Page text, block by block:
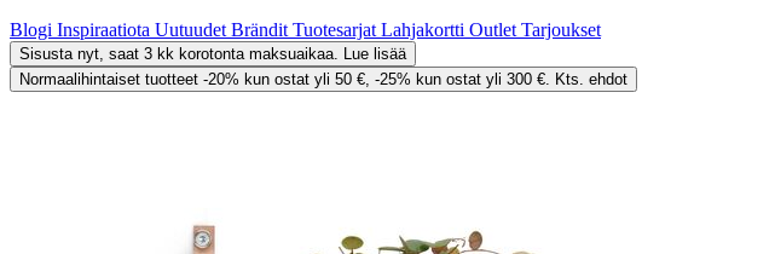
Blogi Inspiraatiota Uutuudet Brändit Tuotesarjat Lahjakortti Outlet Tarjoukset
Sisusta nyt, saat 3 kk korotonta maksuaikaa. Lue lisää
Normaalihintaiset tuotteet -20% kun ostat yli 50 €, -25% kun ostat yli 300 €. Kts. ehdot